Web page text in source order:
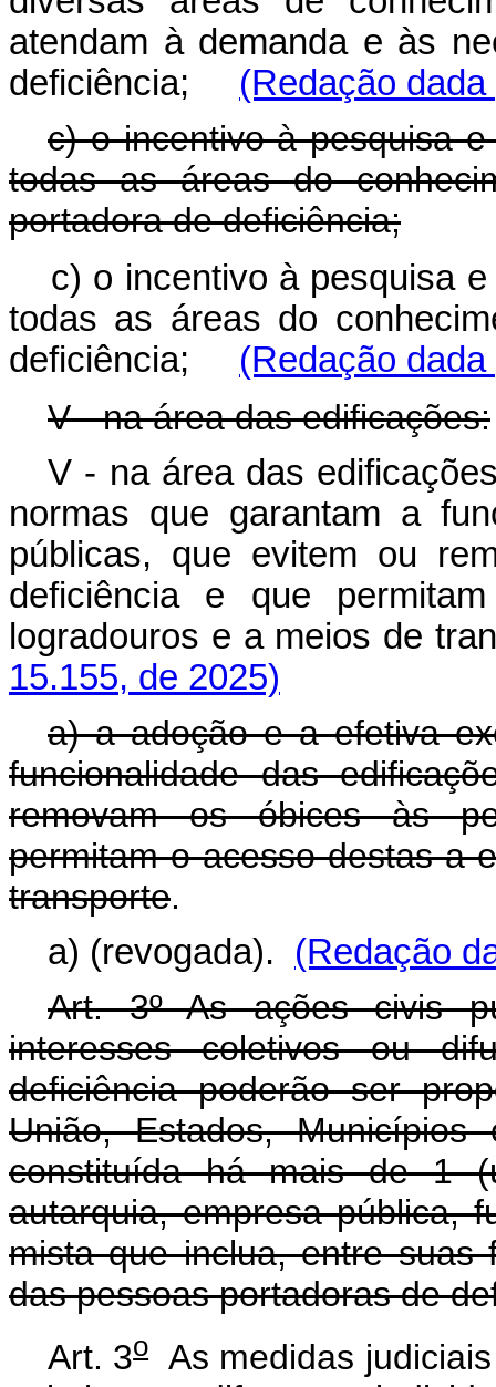
atendam à demanda e às
deficiência; (Redação
c) o incentivo à pesquisa
todas as áreas do
portadora de deficiência;
c) o incentivo à pesquisa
todas as áreas do
deficiência; (Redação
V - na área das edificações:
V - na área das
normas que garantam a
públicas, que evitem ou
deficiência e que
logradouros e a meios de
15.155, de 2025)
a) a adoção e a efetiva
funcionalidade das
removam os óbices às
permitam o acesso destas a
transporte.
a) (revogada). (Redação
Art. 3º As ações civis
interesses coletivos ou
deficiência poderão ser
União, Estados,
constituída há mais de 1
autarquia, empresa pública,
mista que inclua, entre suas
das pessoas portadoras de
Art. 3oAs medidas judiciais